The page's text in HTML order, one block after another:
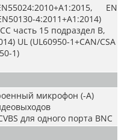
EN
4:2011+A1:2014)
часть 15 подраздел B,
UL (UL60950-1+CAN/CSA
1)
микрофон (-A)
для одного порта BNC